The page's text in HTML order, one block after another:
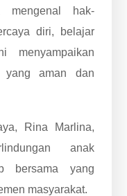
mengenal hak-
diri, belajar
menyampaikan
yang aman dan
Rina Marlina,
anak
bersama yang
masyarakat.